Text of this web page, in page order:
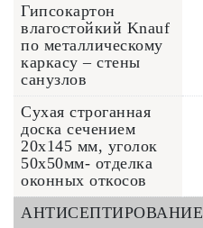
Гипсокартон
влагостойкий Knauf
по металлическому
каркасу – стены
санузлов
Сухая строганная
доска сечением
20x145 мм, уголок
50х50мм- отделка
оконных откосов
АНТИСЕПТИРОВАНИЕ